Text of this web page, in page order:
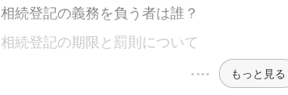
相続登記の義務を負う者は誰？
相続登記の期限と罰則について
もっと見る